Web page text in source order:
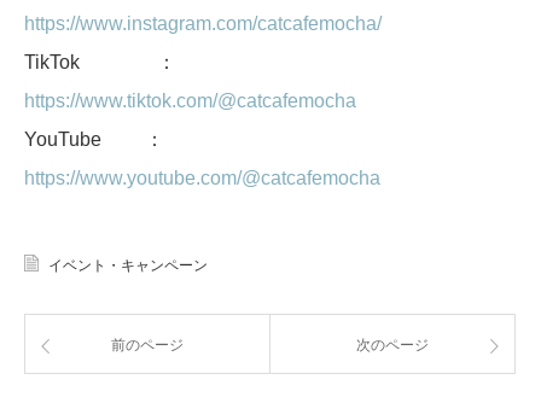
https://www.instagram.com/catcafemocha/
TikTok ：
https://www.tiktok.com/@catcafemocha
YouTube ：
https://www.youtube.com/@catcafemocha
イベント・キャンペーン
前のページ 次のページ